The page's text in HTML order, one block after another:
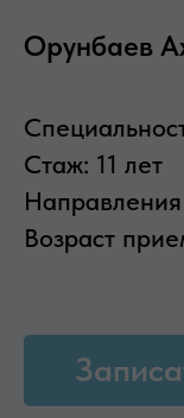
Орунбаев
Стаж: 11 лет
Возраст